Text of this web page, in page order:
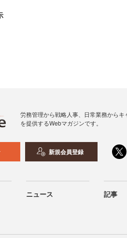
労務管理から戦略人事、日常業務から
を提供するWebマガジンです。
新規会員登録
ニュース 記事